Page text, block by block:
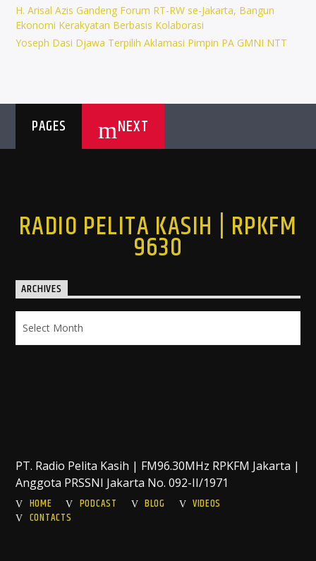
H. Arisal Azis Gandeng Forum RT-RW se-Jakarta, Bangun
Ekonomi Kerakyatan Berbasis Kolaborasi
Yoseph Dasi Djawa Terpilih Aklamasi Pimpin PA GMNI NTT
PAGES NEXT
RADIO PELITA KASIH | RPKFM
9630
ARCHIVES
PT. Radio Pelita Kasih | FM96.30MHz RPKFM Jakarta |
Anggota PRSSNI Jakarta No. 092-II/1971
HOME
PODCAST BLOG
VIDEOS
CONTACTS